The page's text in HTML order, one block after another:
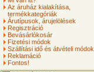
Az áruház kialakítása,
termékkategóriák
Árutípusok, árujelölések
Regisztráció
Bevásárlókosár
Fizetési módok
Szállítási idő és átvételi módok
Reklamáció
Fontos!